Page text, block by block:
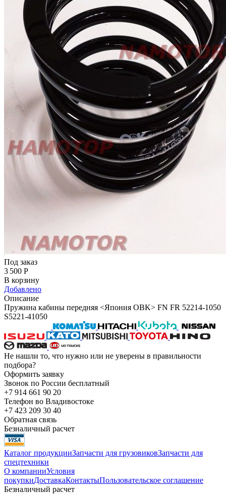
Под заказ
3 500 Р
В корзину
Добавлено
Описание
Пружина кабины передняя <Япония OBK> FN FR 52214-1050
S5221-41050
Не нашли то, что нужно или не уверены в правильности
подбора?
Оформить заявку
Звонок по России бесплатный
+7 914 661 90 20
Телефон во Владивостоке
+7 423 209 30 40
Обратная связь
Безналичный расчет
Каталог продукцииЗапчасти для грузовиковЗапчасти для
спецтехники
О компанииУсловия
покупкиДоставкаКонтактыПользовательское соглашение
Безналичный расчет